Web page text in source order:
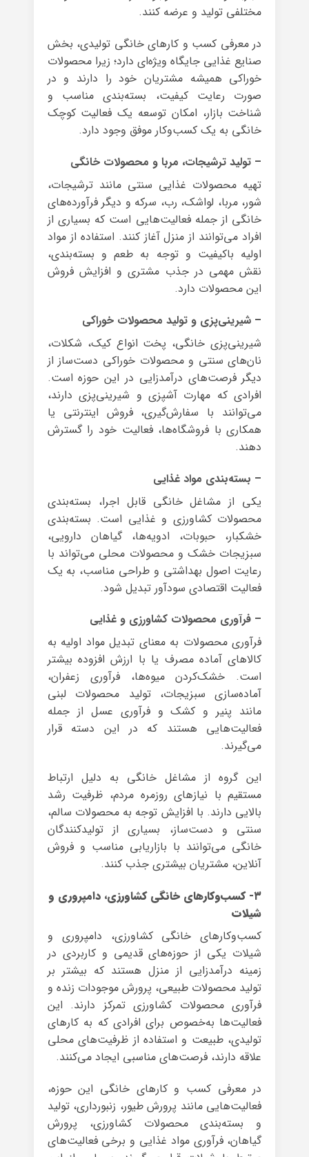
مختلفی تولید و عرضه کنند.
در معرفی کسب و کارهای خانگی تولیدی، بخش
صنایع غذایی جایگاه ویژه‌ای دارد؛ زیرا محصولات
خوراکی همیشه مشتریان خود را دارند و در
صورت رعایت کیفیت، بسته‌بندی مناسب و
شناخت بازار، امکان توسعه یک فعالیت کوچک
خانگی به یک کسب‌وکار موفق وجود دارد.
– تولید ترشیجات، مربا و محصولات خانگی
تهیه محصولات غذایی سنتی مانند ترشیجات،
شور، مربا، لواشک، رب، سرکه و دیگر فرآورده‌های
خانگی از جمله فعالیت‌هایی است که بسیاری از
افراد می‌توانند از منزل آغاز کنند. استفاده از مواد
اولیه باکیفیت و توجه به طعم و بسته‌بندی،
نقش مهمی در جذب مشتری و افزایش فروش
این محصولات دارد.
– شیرینی‌پزی و تولید محصولات خوراکی
شیرینی‌پزی خانگی، پخت انواع کیک، شکلات،
نان‌های سنتی و محصولات خوراکی دست‌ساز از
دیگر فرصت‌های درآمدزایی در این حوزه است.
افرادی که مهارت آشپزی و شیرینی‌پزی دارند،
می‌توانند با سفارش‌گیری، فروش اینترنتی یا
همکاری با فروشگاه‌ها، فعالیت خود را گسترش
دهند.
– بسته‌بندی مواد غذایی
یکی از مشاغل خانگی قابل اجرا، بسته‌بندی
محصولات کشاورزی و غذایی است. بسته‌بندی
خشکبار، حبوبات، ادویه‌ها، گیاهان دارویی،
سبزیجات خشک و محصولات محلی می‌تواند با
رعایت اصول بهداشتی و طراحی مناسب، به یک
فعالیت اقتصادی سودآور تبدیل شود.
– فرآوری محصولات کشاورزی و غذایی
فرآوری محصولات به معنای تبدیل مواد اولیه به
کالاهای آماده مصرف یا با ارزش افزوده بیشتر
است. خشک‌کردن میوه‌ها، فرآوری زعفران،
آماده‌سازی سبزیجات، تولید محصولات لبنی
مانند پنیر و کشک و فرآوری عسل از جمله
فعالیت‌هایی هستند که در این دسته قرار
می‌گیرند.
این گروه از مشاغل خانگی به دلیل ارتباط
مستقیم با نیازهای روزمره مردم، ظرفیت رشد
بالایی دارند. با افزایش توجه به محصولات سالم،
سنتی و دست‌ساز، بسیاری از تولیدکنندگان
خانگی می‌توانند با بازاریابی مناسب و فروش
آنلاین، مشتریان بیشتری جذب کنند.
۳- کسب‌وکارهای خانگی کشاورزی، دامپروری و
شیلات
کسب‌وکارهای خانگی کشاورزی، دامپروری و
شیلات یکی از حوزه‌های قدیمی و کاربردی در
زمینه درآمدزایی از منزل هستند که بیشتر بر
تولید محصولات طبیعی، پرورش موجودات زنده و
فرآوری محصولات کشاورزی تمرکز دارند. این
فعالیت‌ها به‌خصوص برای افرادی که به کارهای
تولیدی، طبیعت و استفاده از ظرفیت‌های محلی
علاقه دارند، فرصت‌های مناسبی ایجاد می‌کنند.
در معرفی کسب و کارهای خانگی این حوزه،
فعالیت‌هایی مانند پرورش طیور، زنبورداری، تولید
و بسته‌بندی محصولات کشاورزی، پرورش
گیاهان، فرآوری مواد غذایی و برخی فعالیت‌های